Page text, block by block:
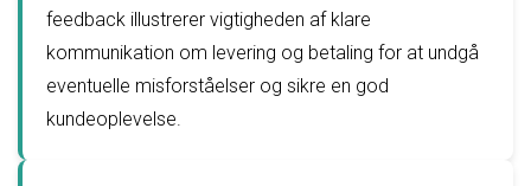
feedback illustrerer vigtigheden af klare
kommunikation om levering og betaling for at undgå
eventuelle misforståelser og sikre en god
kundeoplevelse.